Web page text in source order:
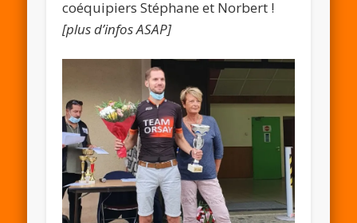
coéquipiers Stéphane et Norbert !
[plus d’infos ASAP]